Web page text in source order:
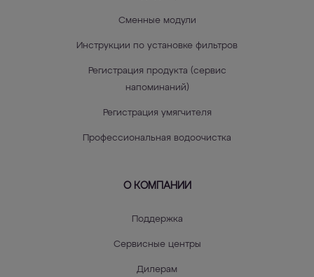
Сменные модули
Инструкции по установке фильтров
Регистрация продукта (сервис
напоминаний)
Регистрация умягчителя
Профессиональная водоочистка
О КОМПАНИИ
Поддержка
Сервисные центры
Дилерам